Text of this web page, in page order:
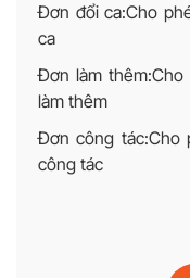
Đơn đổi ca:Cho
ca
Đơn làm
làm thêm
Đơn công tác:Cho
công tác